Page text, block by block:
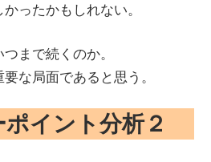
ったかもしれない。
まで続くのか。
な局面であると思う。
ポイント分析２